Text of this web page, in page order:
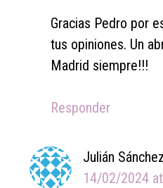
Gracias Pedro por
tus opiniones. Un
Madrid siempre!!!
Responder
Julián Sánchez
14/02/2024